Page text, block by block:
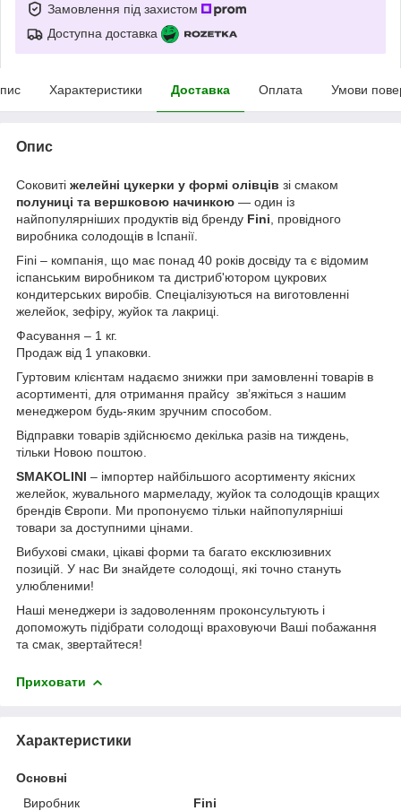
Замовлення під захистом
Доступна доставка
Характеристики Доставка Оплата Умови
Опис
Соковиті желейні цукерки у формі олівців зі смаком
полуниці та вершковою начинкою — один із
найпопулярніших продуктів від бренду Fini , провідного
виробника солодощів в Іспанії.
Fini – компанія, що має понад 40 років досвіду та є відомим
іспанським виробником та дистриб'ютором цукрових
кондитерських виробів. Спеціалізуються на виготовленні
желейок, зефіру, жуйок та лакриці.
Фасування – 1 кг.
Продаж від 1 упаковки.
Гуртовим клієнтам надаємо знижки при замовленні товарів в
асортименті, для отримання прайсу зв’яжіться з нашим
менеджером будь-яким зручним способом.
Відправки товарів здійснюємо декілька разів на тиждень,
тільки Новою поштою.
SMAKOLINI – імпортер найбільшого асортименту якісних
желейок, жувального мармеладу, жуйок та солодощів кращих
брендів Європи. Ми пропонуємо тільки найпопулярніші
товари за доступними цінами.
Вибухові смаки, цікаві форми та багато ексклюзивних
позицій. У нас Ви знайдете солодощі, які точно стануть
улюбленими!
Наші менеджери із задоволенням проконсультують і
допоможуть підібрати солодощі враховуючи Ваші побажання
та смак, звертайтеся!
Приховати
Характеристики
Основні
Виробник
Fini